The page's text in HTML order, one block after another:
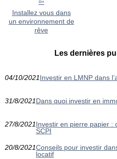
Installez vous dans
un environnement de
rêve
Les dernières
04/10/2021Investir en LMNP dans
31/8/2021Dans quoi investir en
27/8/2021Investir en pierre papier :
SCPI
20/8/2021Conseils pour investir
locatif